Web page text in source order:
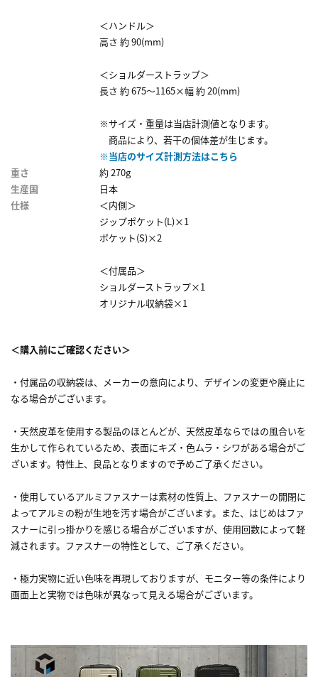
＜ハンドル＞
高さ 約 90(mm)
＜ショルダーストラップ＞
長さ 約 675～1165×幅 約 20(mm)
※サイズ・重量は当店計測値となります。
商品により、若干の個体差が生じます。
※当店のサイズ計測方法はこちら
重さ
約 270g
生産国
日本
仕様
＜内側＞
ジップポケット(L)×1
ポケット(S)×2
＜付属品＞
ショルダーストラップ×1
オリジナル収納袋×1
＜購入前にご確認ください＞
・付属品の収納袋は、メーカーの意向により、デザインの変更や廃止に
なる場合がございます。
・天然皮革を使用する製品のほとんどが、天然皮革ならではの風合いを
生かして作られているため、表面にキズ・色ムラ・シワがある場合がご
ざいます。特性上、良品となりますので予めご了承ください。
・使用しているアルミファスナーは素材の性質上、ファスナーの開閉に
よってアルミの粉が生地を汚す場合がございます。また、はじめはファ
スナーに引っ掛かりを感じる場合がございますが、使用回数によって軽
減されます。ファスナーの特性として、ご了承ください。
・極力実物に近い色味を再現しておりますが、モニター等の条件により
画面上と実物では色味が異なって見える場合がございます。